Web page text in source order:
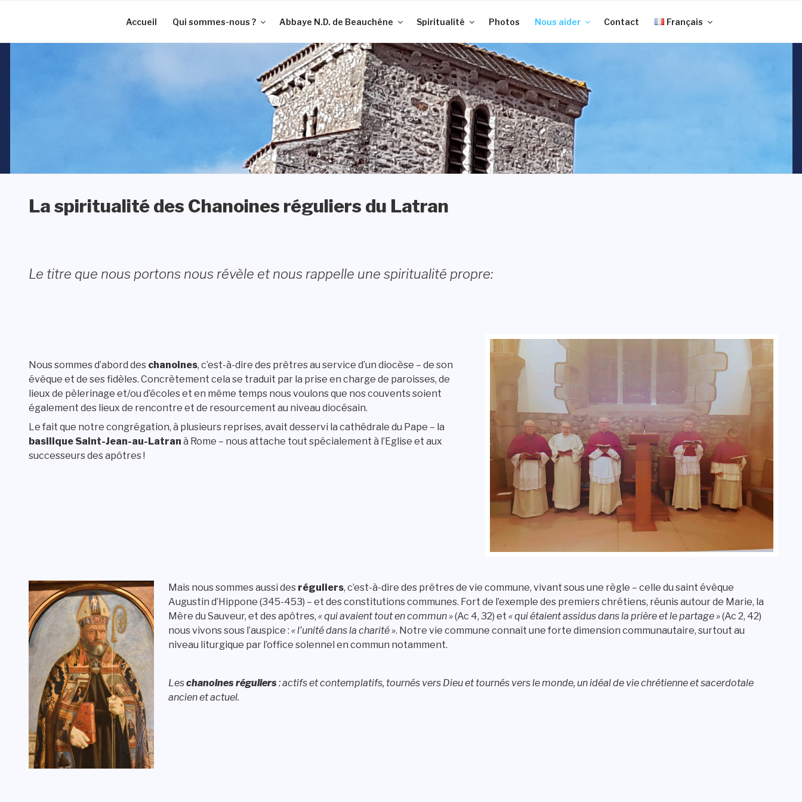
Accueil Qui sommes-nous ? Abbaye N.D. de Beauchêne Spiritualité Photos Nous aider Contact Français
La spiritualité des Chanoines réguliers du Latran
Le titre que nous portons nous révèle et nous rappelle une spiritualité propre:
Nous sommes d’abord des chanoines, c’est-à-dire des prêtres au service d’un diocèse – de son
évêque et de ses fidèles. Concrètement cela se traduit par la prise en charge de paroisses, de
lieux de pèlerinage et/ou d’écoles et en même temps nous voulons que nos couvents soient
également des lieux de rencontre et de resourcement au niveau diocésain.
Le fait que notre congrégation, à plusieurs reprises, avait desservi la cathédrale du Pape – la
basilique Saint-Jean-au-Latran à Rome – nous attache tout spécialement à l’Eglise et aux
successeurs des apôtres !
Mais nous sommes aussi des réguliers, c’est-à-dire des prêtres de vie commune, vivant sous une règle – celle du saint évêque
Augustin d’Hippone (345-453) – et des constitutions communes. Fort de l’exemple des premiers chrétiens, réunis autour de Marie, la
Mère du Sauveur, et des apôtres, « qui avaient tout en commun »(Ac 4, 32) et « qui étaient assidus dans la prière et le partage »(Ac 2, 42)
nous vivons sous l’auspice : « l’unité dans la charité ». Notre vie commune connaît une forte dimension communautaire, surtout au
niveau liturgique par l’office solennel en commun notamment.
Leschanoines réguliers : actifs et contemplatifs, tournés vers Dieu et tournés vers le monde, un idéal de vie chrétienne et sacerdotale
ancien et actuel.